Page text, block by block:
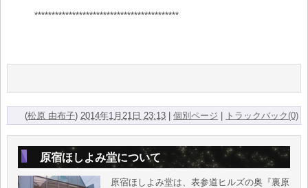
******************************************
(松原 由布子) 2014年1月21日 23:13 |個別ページ | トラックバック(0)
原宿ほしよみ堂について
原宿ほしよみ堂は、表参道ヒルズの奥『裏原